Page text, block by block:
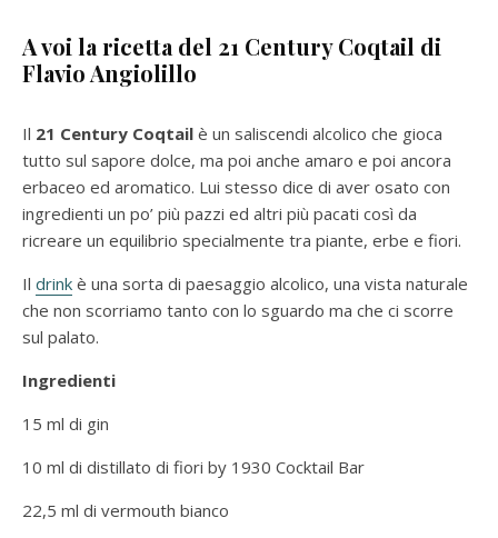
A voi la ricetta del 21 Century Coqtail di
Flavio Angiolillo
Il 21 Century Coqtail è un saliscendi alcolico che gioca
tutto sul sapore dolce, ma poi anche amaro e poi ancora
erbaceo ed aromatico. Lui stesso dice di aver osato con
ingredienti un po’ più pazzi ed altri più pacati così da
ricreare un equilibrio specialmente tra piante, erbe e fiori.
Il drink è una sorta di paesaggio alcolico, una vista naturale
che non scorriamo tanto con lo sguardo ma che ci scorre
sul palato.
Ingredienti
15 ml di gin
10 ml di distillato di fiori by 1930 Cocktail Bar
22,5 ml di vermouth bianco